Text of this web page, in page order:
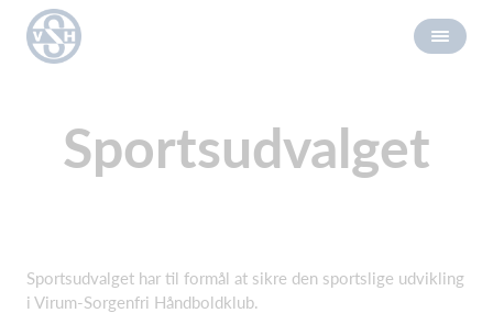
Sportsudvalget
Sportsudvalget har til formål at sikre den sportslige udvikling
i Virum-Sorgenfri Håndboldklub.